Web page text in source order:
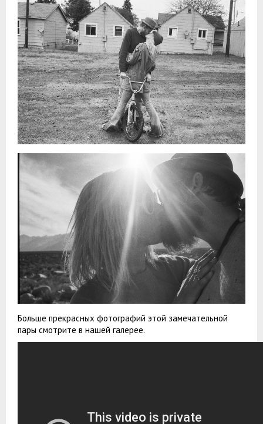
Больше прекрасных фотографий этой замечательной
пары смотрите в нашей галерее.